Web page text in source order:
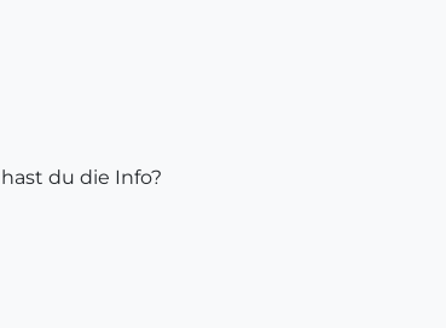
du die Info?